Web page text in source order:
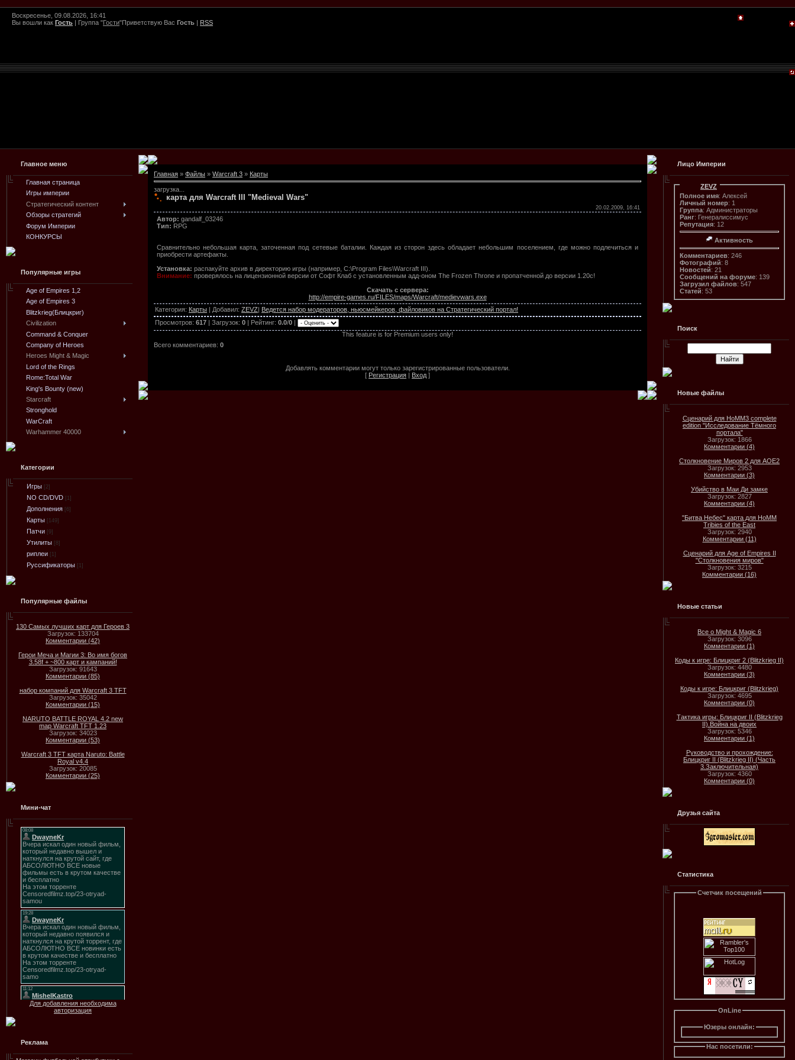
Воскресенье, 09.08.2026, 16:41
Вы вошли как Гость | Группа "Гости"Приветствую Вас Гость | RSS
Главное меню
Главная страница
Игры империи
Стратегический контент
Обзоры стратегий
Форум Империи
КОНКУРСЫ
Популярные игры
Age of Empires 1,2
Age of Empires 3
Blitzkrieg(Блицкриг)
Civilization
Command & Conquer
Company of Heroes
Heroes Might & Magic
Lord of the Rings
Rome:Total War
King's Bounty (new)
Starcraft
Stronghold
WarCraft
Warhammer 40000
Категории
Игры [2]
NO CD/DVD [1]
Дополнения [6]
Карты [149]
Патчи [9]
Утилиты [8]
риплеи [1]
Руссификаторы [1]
Популярные файлы
130 Самых лучших карт для Героев 3
Загрузок: 133704
Комментарии (42)
Герои Меча и Магии 3: Во имя богов
3.58f + ~800 карт и кампаний!
Загрузок: 91643
Комментарии (85)
набор компаний для Warcraft 3 TFT
Загрузок: 35042
Комментарии (15)
NARUTO BATTLE ROYAL 4.2 new
map Warcraft TFT 1.23
Загрузок: 34023
Комментарии (53)
Warcraft 3 TFT карта Naruto: Battle
Royal v4.4
Загрузок: 20085
Комментарии (25)
Мини-чат
Для добавления необходима
авторизация
Реклама
Главная » Файлы » Warcraft 3 » Карты
загрузка...
карта для Warcraft III "Medieval Wars"
20.02.2009, 16:41
Автор: gandalf_03246
Тип: RPG
Сравнительно небольшая карта, заточенная под сетевые баталии. Каждая из сторон здесь обладает небольшим поселением, где можно подлечиться и
приобрести артефакты.
Установка: распакуйте архив в директорию игры (например, C:\Program Files\Warcraft III).
Внимание: проверялось на лицензионной версии от Софт Клаб c установленным адд-оном The Frozen Throne и пропатченной до версии 1.20c!
Скачать с сервера:
http://empire-games.ru/FILES/maps/Warcraft/medievwars.exe
Категория: Карты | Добавил: ZEVZ| Ведется набор модераторов, ньюсмейкеров, файловиков на Стратегический портал!
Просмотров: 617 | Загрузок: 0 | Рейтинг: 0.0/0 |
This feature is for Premium users only!
Всего комментариев: 0
Добавлять комментарии могут только зарегистрированные пользователи.
[ Регистрация | Вход ]
Лицо Империи
ZEVZ
Полное имя: Алексей
Личный номер: 1
Группа: Администраторы
Ранг: Генералиссимус
Репутация: 12
Активность
Комментариев: 246
Фотографий: 8
Новостей: 21
Сообщений на форуме: 139
Загрузил файлов: 547
Статей: 53
Поиск
Новые файлы
Сценарий для HoMM3 complete
edition "Исследование Тёмного
портала"
Загрузок: 1866
Комментарии (4)
Столкновение Миров 2 для AOE2
Загрузок: 2953
Комментарии (3)
Убийство в Маи Ди замке
Загрузок: 2827
Комментарии (4)
"Битва Небес" карта для HoMM
Tribies of the East
Загрузок: 2940
Комментарии (11)
Сценарий для Age of Empires II
"Столкновения миров"
Загрузок: 3215
Комментарии (16)
Новые статьи
Все о Might & Magic 6
Загрузок: 3096
Комментарии (1)
Коды к игре: Блицкриг 2 (Blitzkrieg II)
Загрузок: 4480
Комментарии (3)
Коды к игре: Блицкриг (Blitzkrieg)
Загрузок: 4695
Комментарии (0)
Тактика игры: Блицкриг II (Blitzkrieg
II).Война на двоих
Загрузок: 5346
Комментарии (1)
Руководство и прохождение:
Блицкриг II (Blitzkrieg II) (Часть
3.Заключительная)
Загрузок: 4360
Комментарии (0)
Друзья сайта
Статистика
Счетчик посещений
OnLine
Юзеры онлайн:
Нас посетили: